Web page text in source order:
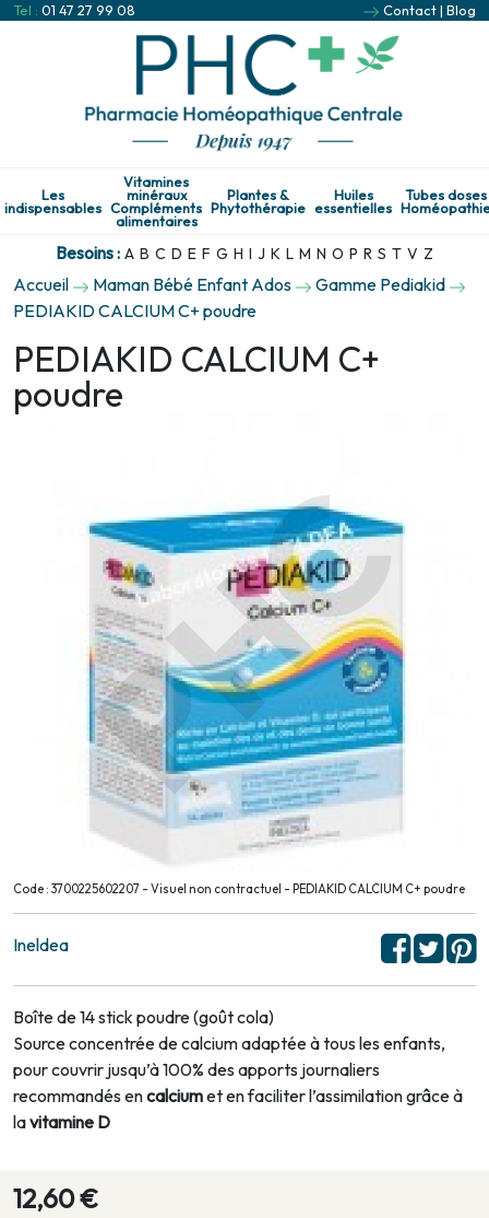
Tel : 01 47 27 99 08 Contact| Blog
Les
indispensables
Vitamines
minéraux
Compléments
alimentaires
Plantes &
Phytothérapie
Huiles
essentielles
Tubes doses
Besoins : A B C D E F G H I J K L M N O P R S T V Z
Accueil Maman Bébé Enfant Ados
Gamme Pediakid
PEDIAKID CALCIUM C+ poudre
PEDIAKID CALCIUM C+
poudre
Code : 3700225602207 - Visuel non contractuel - PEDIAKID CALCIUM C+ poudre
Ineldea
Boîte de 14 stick poudre (goût cola)
Source concentrée de calcium adaptée à tous les enfants,
pour couvrir jusqu’à 100% des apports journaliers
recommandés encalciumet en faciliter l’assimilation grâce à
lavitamine D
12,60 €